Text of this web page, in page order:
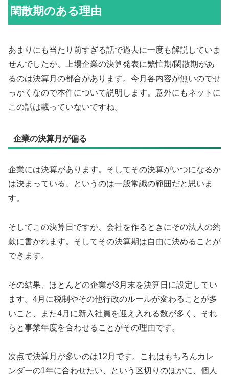
閑散期のある理由
あまりにも当たり前すぎる話で過去に一度も解説していま
せんでしたが、上場企業の決算発表に繁忙期/閑散期があ
るのは決算月の都合があります。今月各内容が無いのでせ
っかくなので本件について説明します。意外にもネットに
この話は載っていないですね。
企業の決算月が偏る
企業には決算があります。そしてその決算がいつになるか
は決まっている、というのは一般常識の範囲だと思いま
す。
そしてこの決算日ですが、会社を作るときにその法人の約
款に書かれます。そしてその決算期は自由に決めることが
できます。
その結果、ほとんどの企業が3月末を決算日に設定してい
ます。4月に税制やその他行政のルールが変わることが多
いこと、また4月に新入社員を迎え入れる数が多く、それ
らと事業年度を合わせることがその理由です。
次点で決算月が多いのは12月です。これはもちろんカレ
ンダーの1年に合わせたい、という区切りのほかに、個人